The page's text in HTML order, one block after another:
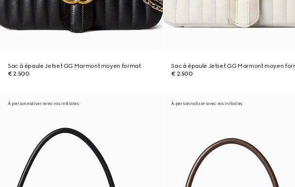
Sac à épaule Jetset GG Marmont moyen format
€ 2.500
Sac à épaule Jetset GG Marmont moyen
€ 2.500
À personnaliser avec vos initiales À personnaliser avec vos initiales